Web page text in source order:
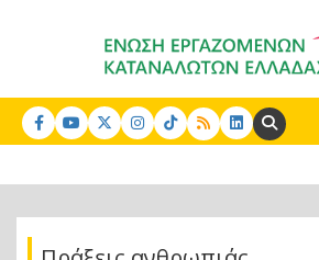
Search: